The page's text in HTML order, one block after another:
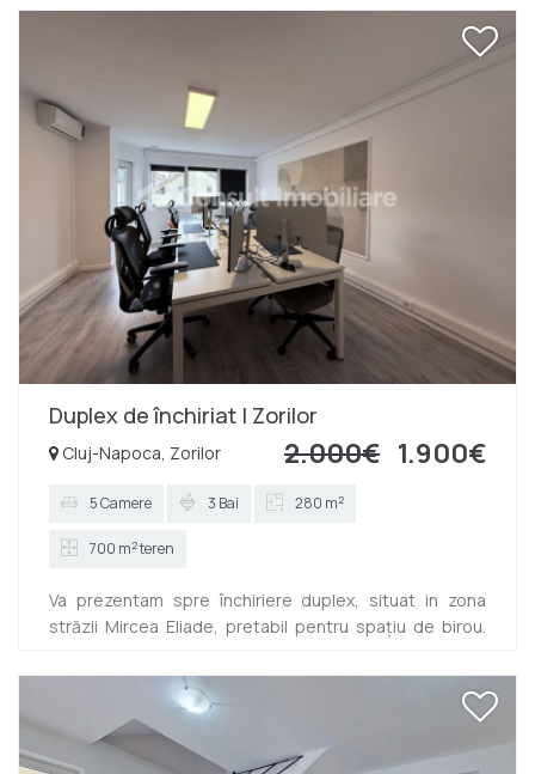
parter -hol, birou, grup sanitar, open-space si acces
pe terasa -mansarda- 3 birouri, camera tehnica, grup
bucătăriei si a grupurilor sanitare. Dispune de
asemenea de 6 parcări. Zona este ușor accesibila si
liniștită. Contactați-ne cu încredere pentru mai multe
Duplex de închiriat | Zorilor
1.900€
2.000€
Cluj-Napoca, Zorilor
5 Camere 3 Bai 280 m2
700 m2teren
Va prezentam spre închiriere duplex, situat in zona
străzii Mircea Eliade, pretabil pentru spațiu de birou.
Dispune de 4 camere, 3 bai si 1 bucătărie. Finisajele
sunt moderne si se oferă spre închiriere nemobilata, cu
excepția bucătăriei si a băilor. Dispune de asemenea
de 3 parcări si curte cu piscina. Zona este foarte ușor